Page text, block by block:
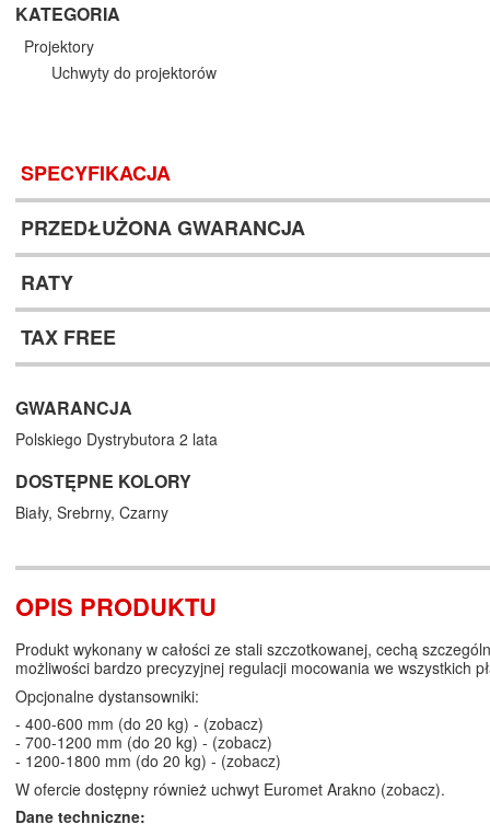
KATEGORIA
Projektory
Uchwyty do projektorów
SPECYFIKACJA
PRZEDŁUŻONA GWARANCJA
RATY
TAX FREE
GWARANCJA
Polskiego Dystrybutora 2 lata
DOSTĘPNE KOLORY
Biały, Srebrny, Czarny
OPIS PRODUKTU
Produkt wykonany w całości ze stali szczotkowanej, cechą
możliwości bardzo precyzyjnej regulacji mocowania we wszystkich
Opcjonalne dystansowniki:
- 400-600 mm (do 20 kg) - (zobacz)
- 700-1200 mm (do 20 kg) - (zobacz)
- 1200-1800 mm (do 20 kg) - (zobacz)
W ofercie dostępny również uchwyt Euromet Arakno (zobacz).
Dane techniczne: